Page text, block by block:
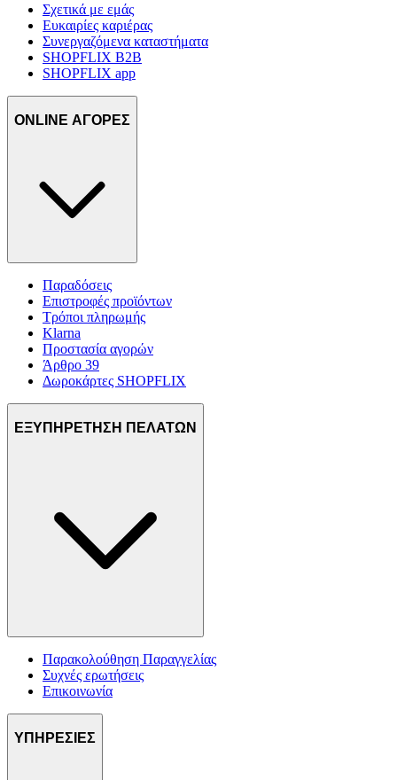
Σχετικά με εμάς
Ευκαιρίες καριέρας
Συνεργαζόμενα καταστήματα
SHOPFLIX B2B
SHOPFLIX app
ONLINE ΑΓΟΡΕΣ
Παραδόσεις
Επιστροφές προϊόντων
Τρόποι πληρωμής
Klarna
Προστασία αγορών
Άρθρο 39
Δωροκάρτες SHOPFLIX
ΕΞΥΠΗΡΕΤΗΣΗ ΠΕΛΑΤΩΝ
Παρακολούθηση Παραγγελίας
Συχνές ερωτήσεις
Επικοινωνία
ΥΠΗΡΕΣΙΕΣ